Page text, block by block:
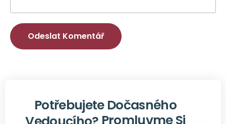
Potřebujete Dočasného
Promluvme Si